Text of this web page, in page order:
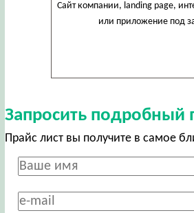
Сайт компании, landing page,
или приложение под
Запросить подробный
Прайс лист вы получите в самое